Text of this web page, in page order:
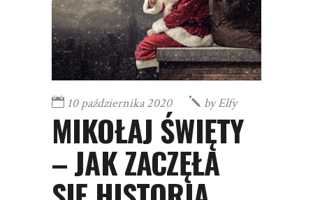
10 października 2020 byElfy
MIKOŁAJ ŚWIĘTY
– JAK ZACZĘŁA